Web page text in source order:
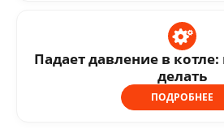
Падает давление в
делать
ПОДРОБНЕЕ